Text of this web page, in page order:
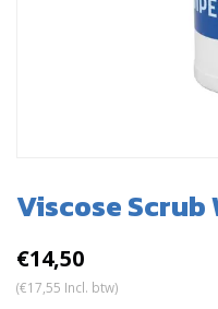
Viscose Scrub
€14,50
(€17,55 Incl. btw)